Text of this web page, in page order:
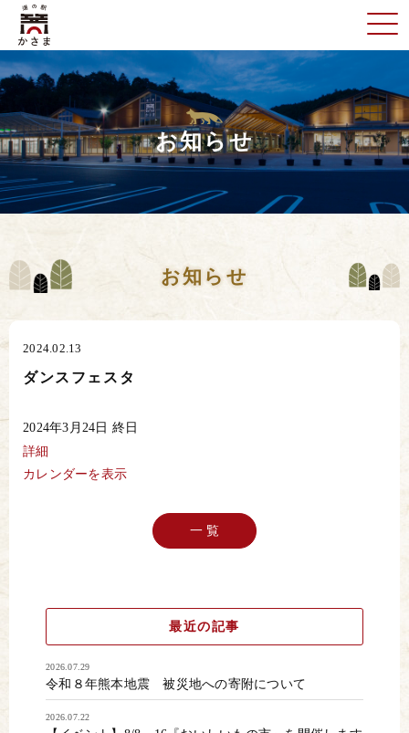
お知らせ
お知らせ
2024.02.13
ダンスフェスタ
ダ
ン
ス
ェ
2024年3月24日 終日
詳細
カレンダーを表示
一 覧
最近の記事
2026.07.29
令和８年熊本地震 被災地への寄附について
2026.07.22